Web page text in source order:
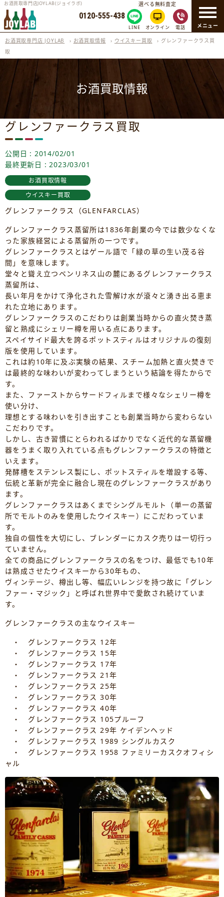
メニュー
お酒買取専門店JOYLAB(ジョイラボ)
0120-555-438
選べる無料査定
LINE オンライン 電話
お酒買取専門店 JOYLAB › お酒買取情報 › ウイスキー買取 › グレンファークラス買
取
お酒買取情報
グレンファークラス買取
公開日 : 2014/02/01
最終更新日 : 2023/03/01
お酒買取情報
ウイスキー買取
グレンファークラス（GLENFARCLAS）
グレンファークラス蒸留所は1836年創業の今では数少なくな
った家族経営による蒸留所の一つです。
グレンファークラスとはゲール語で「緑の草の生い茂る谷
間」を意味します。
堂々と聳え立つベンリネス山の麓にあるグレンファークラス
蒸留所は、
長い年月をかけて浄化された雪解け水が滾々と湧き出る恵ま
れた立地にあります。
グレンファークラスのこだわりは創業当時からの直火焚き蒸
留と熟成にシェリー樽を用いる点にあります。
スペイサイド最大を誇るポットスティルはオリジナルの復刻
版を使用しています。
これは約10年に及ぶ実験の結果、スチーム加熱と直火焚きで
は最終的な味わいが変わってしまうという結論を得たからで
す。
また、ファーストからサードフィルまで様々なシェリー樽を
使い分け、
理想とする味わいを引き出すことも創業当時から変わらない
こだわりです。
しかし、古き習慣にとらわれるばかりでなく近代的な蒸留機
器をうまく取り入れている点もグレンファークラスの特徴と
いえます。
発酵槽をステンレス製にし、ポットスティルを増設する等、
伝統と革新が完全に融合し現在のグレンファークラスがあり
ます。
グレンファークラスはあくまでシングルモルト（単一の蒸留
所でモルトのみを使用したウイスキー）にこだわっていま
す。
独自の個性を大切にし、ブレンダーにカスク売りは一切行っ
ていません。
全ての商品にグレンファークラスの名をつけ、最低でも10年
は熟成させたウイスキーから30年もの、
ヴィンテージ、樽出し等、幅広いレンジを持つ故に「グレン
ファー・マジック」と呼ばれ世界中で愛飲され続けていま
す。
グレンファークラスの主なウイスキー
・ グレンファークラス 12年
・ グレンファークラス 15年
・ グレンファークラス 17年
・ グレンファークラス 21年
・ グレンファークラス 25年
・ グレンファークラス 30年
・ グレンファークラス 40年
・ グレンファークラス 105プルーフ
・ グレンファークラス 29年 ケイデンヘッド
・ グレンファークラス 1989 シングルカスク
・ グレンファークラス 1958 ファミリーカスクオフィシ
ャル